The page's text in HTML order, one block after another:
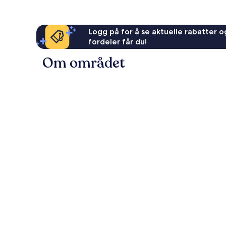
Logg på for å se aktuelle rabatter
fordeler får du!
Om området